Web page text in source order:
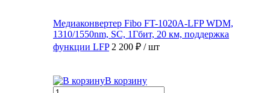
Медиаконвертер Fibo FT-1020A-LFP WDM,
1310/1550nm, SC, 1Гбит, 20 км, поддержка
функции LFP 2 200 ₽ / шт
В корзину